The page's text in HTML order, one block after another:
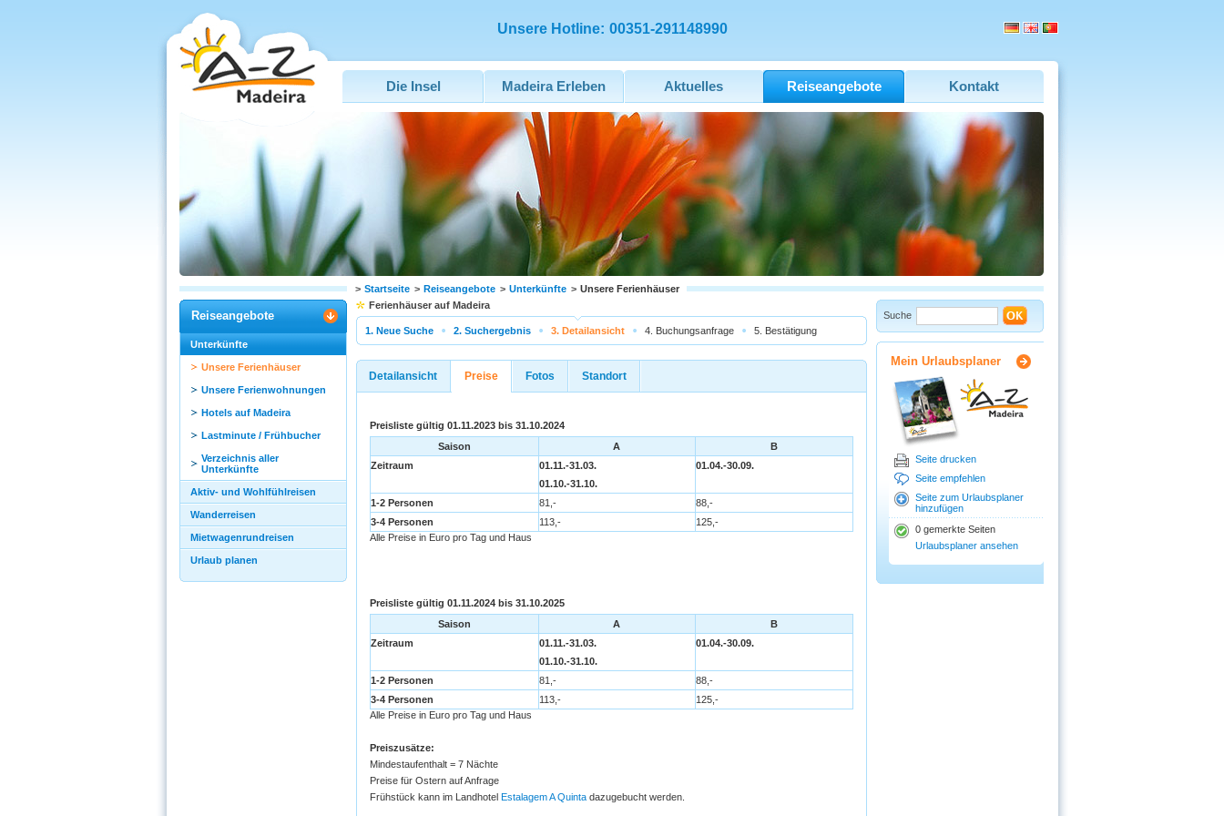
Unsere Hotline: 00351-291148990
Die Insel Madeira Erleben Aktuelles Reiseangebote Kontakt
> Startseite > Reiseangebote > Unterkünfte > Unsere Ferienhäuser
Reiseangebote
Unterkünfte
Unsere Ferienhäuser
Unsere Ferienwohnungen
Hotels auf Madeira
Lastminute / Frühbucher
Verzeichnis aller
Unterkünfte
Aktiv- und Wohlfühlreisen
Wanderreisen
Mietwagenrundreisen
Urlaub planen
Ferienhäuser auf Madeira
1. Neue Suche 2. Suchergebnis 3. Detailansicht 4. Buchungsanfrage 5. Bestätigung
Detailansicht Preise Fotos Standort
Preisliste gültig 01.11.2023 bis 31.10.2024
Saison
A
B
Zeitraum
01.11.-31.03.
01.10.-31.10.
01.04.-30.09.
1-2 Personen 81,-
88,-
3-4 Personen
113,-
125,-
Alle Preise in Euro pro Tag und Haus
Preisliste gültig 01.11.2024 bis 31.10.2025
Saison
A
B
Zeitraum
01.11.-31.03.
01.10.-31.10.
01.04.-30.09.
1-2 Personen 81,-
88,-
3-4 Personen
113,-
125,-
Alle Preise in Euro pro Tag und Haus
Preiszusätze:
Mindestaufenthalt = 7 Nächte
Preise für Ostern auf Anfrage
Frühstück kann im Landhotel Estalagem A Quintadazugebucht werden.
Suche
Mein Urlaubsplaner
Seite drucken
Seite empfehlen
Seite zum Urlaubsplaner
hinzufügen
0 gemerkte Seiten
Urlaubsplaner ansehen